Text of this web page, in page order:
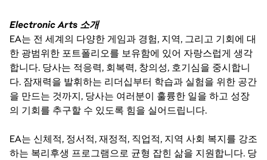
Electronic Arts 소개
EA는 전 세계의 다양한 게임과 경험, 지역, 그리고 기회에 대
한 광범위한 포트폴리오를 보유함에 있어 자랑스럽게 생각
합니다. 당사는 적응력, 회복력, 창의성, 호기심을 중시합니
다. 잠재력을 발휘하는 리더십부터 학습과 실험을 위한 공간
을 만드는 것까지, 당사는 여러분이 훌륭한 일을 하고 성장
의 기회를 추구할 수 있도록 힘을 실어드립니다.
EA는 신체적, 정서적, 재정적, 직업적, 지역 사회 복지를 강조
하는 복리후생 프로그램으로 균형 잡힌 삶을 지원합니다. 당